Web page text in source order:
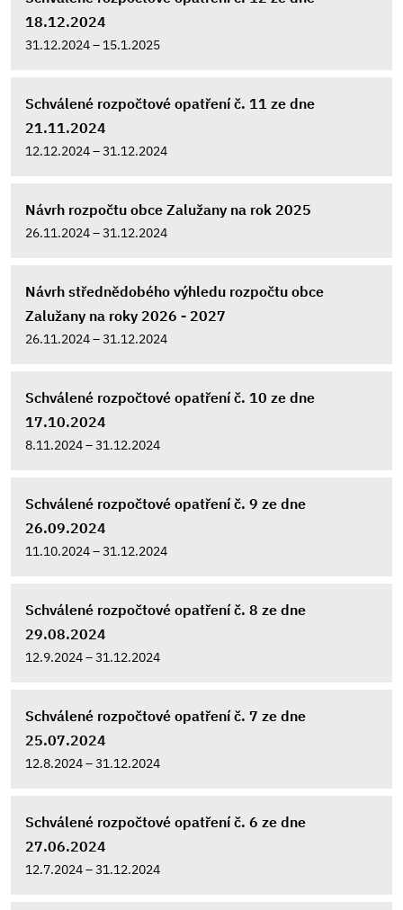
18.12.2024
31.12.2024 – 15.1.2025
Schválené rozpočtové opatření č. 11 ze dne
21.11.2024
12.12.2024 – 31.12.2024
Návrh rozpočtu obce Zalužany na rok 2025
26.11.2024 – 31.12.2024
Návrh střednědobého výhledu rozpočtu obce
Zalužany na roky 2026 - 2027
26.11.2024 – 31.12.2024
Schválené rozpočtové opatření č. 10 ze dne
17.10.2024
8.11.2024 – 31.12.2024
Schválené rozpočtové opatření č. 9 ze dne
26.09.2024
11.10.2024 – 31.12.2024
Schválené rozpočtové opatření č. 8 ze dne
29.08.2024
12.9.2024 – 31.12.2024
Schválené rozpočtové opatření č. 7 ze dne
25.07.2024
12.8.2024 – 31.12.2024
Schválené rozpočtové opatření č. 6 ze dne
27.06.2024
12.7.2024 – 31.12.2024